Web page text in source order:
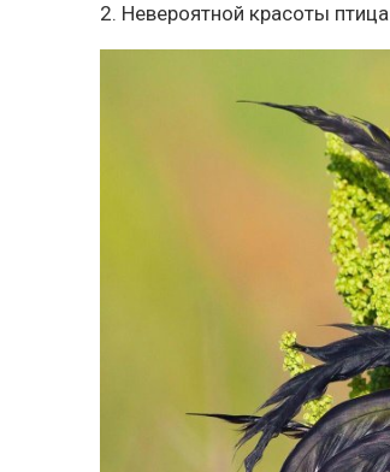
2. Невероятной красоты птица